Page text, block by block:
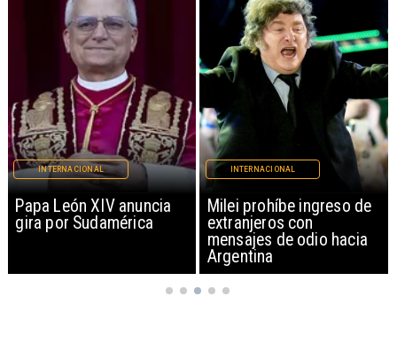
Milei prohíbe ingreso de
extranjeros con
INTERNACIONAL
EEUU intercepta misiles
iraníes y lanza ataques
en Oriente Medio
INTERNACIONAL